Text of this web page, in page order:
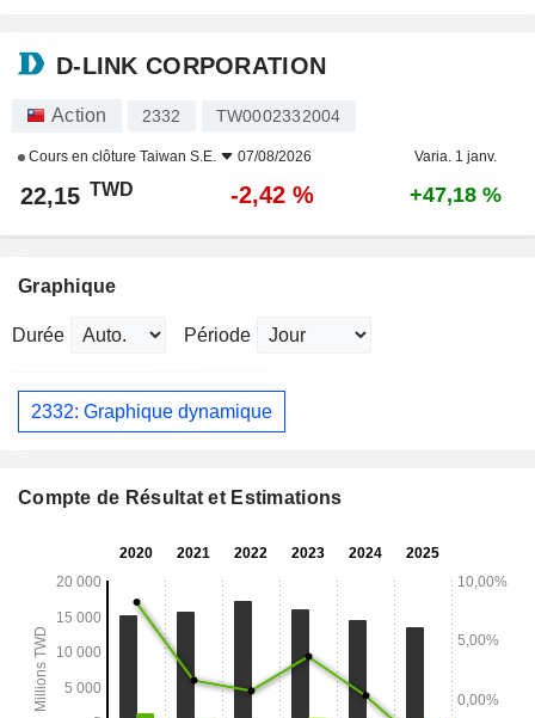
D-LINK CORPORATION
Action 2332 TW0002332004
Cours en clôture Taiwan S.E. 07/08/2026 Varia. 1 janv.
22,15 TWD -2,42 % +47,18 %
Graphique
Durée Période
2332: Graphique dynamique
Compte de Résultat et Estimations